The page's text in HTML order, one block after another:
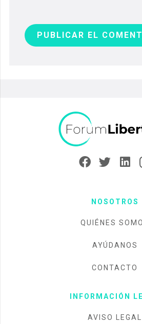
PUBLICAR EL
NOSOTROS
QUIÉNES
AYÚDANOS
CONTACTO
INFORMACIÓN
AVISO LEGAL